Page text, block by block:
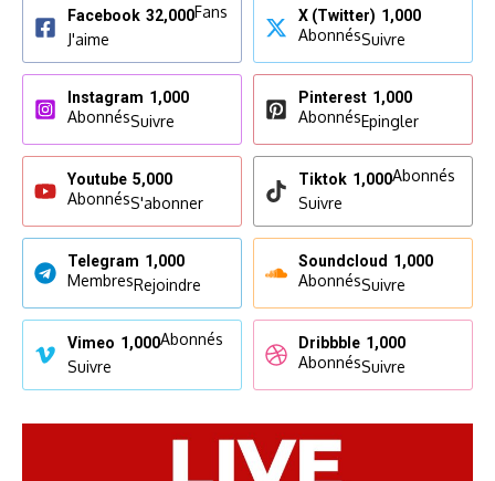
Facebook 32,000Fans
J'aime
X (Twitter) 1,000
AbonnésSuivre
Instagram 1,000
AbonnésSuivre
Pinterest 1,000
AbonnésEpingler
Youtube 5,000
AbonnésS'abonner
Tiktok 1,000Abonnés
Suivre
Telegram 1,000
MembresRejoindre
Soundcloud 1,000
AbonnésSuivre
Vimeo 1,000Abonnés
Suivre
Dribbble 1,000
AbonnésSuivre